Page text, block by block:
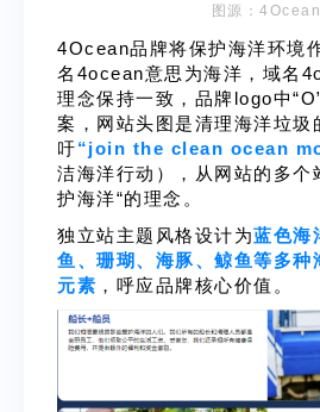
图源：4Ocean
4Ocean品牌将保护海洋环境
名4ocean意思为海洋，域名
理念保持一致，品牌logo中
案，网站头图是清理海洋垃圾
吁“join the clean ocean
洁海洋行动），从网站的多个
护海洋“的理念。
独立站主题风格设计为蓝色海
鱼、珊瑚、海豚、鲸鱼等多种
元素 ，呼应品牌核心价值。